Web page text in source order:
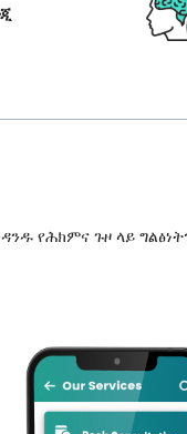
የሕክምና ጉዞ ላይ